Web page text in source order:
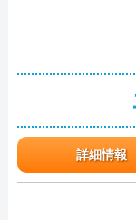
詳細情報